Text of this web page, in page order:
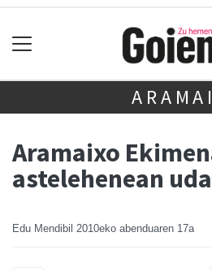
Aramaixo
astelehenean
Edu Mendibil 2010eko abenduaren 17a